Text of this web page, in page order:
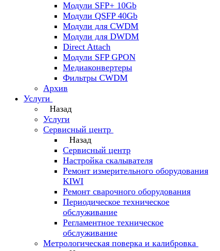
Модули SFP+ 10Gb
Модули QSFP 40Gb
Модули для CWDM
Модули для DWDM
Direct Attach
Модули SFP GPON
Медиаконвертеры
Фильтры CWDM
Архив
Услуги
Назад
Услуги
Сервисный центр
Назад
Сервисный центр
Настройка скалывателя
Ремонт измерительного оборудования
KIWI
Ремонт сварочного оборудования
Периодическое техническое
обслуживание
Регламентное техническое
обслуживание
Метрологическая поверка и калибровка